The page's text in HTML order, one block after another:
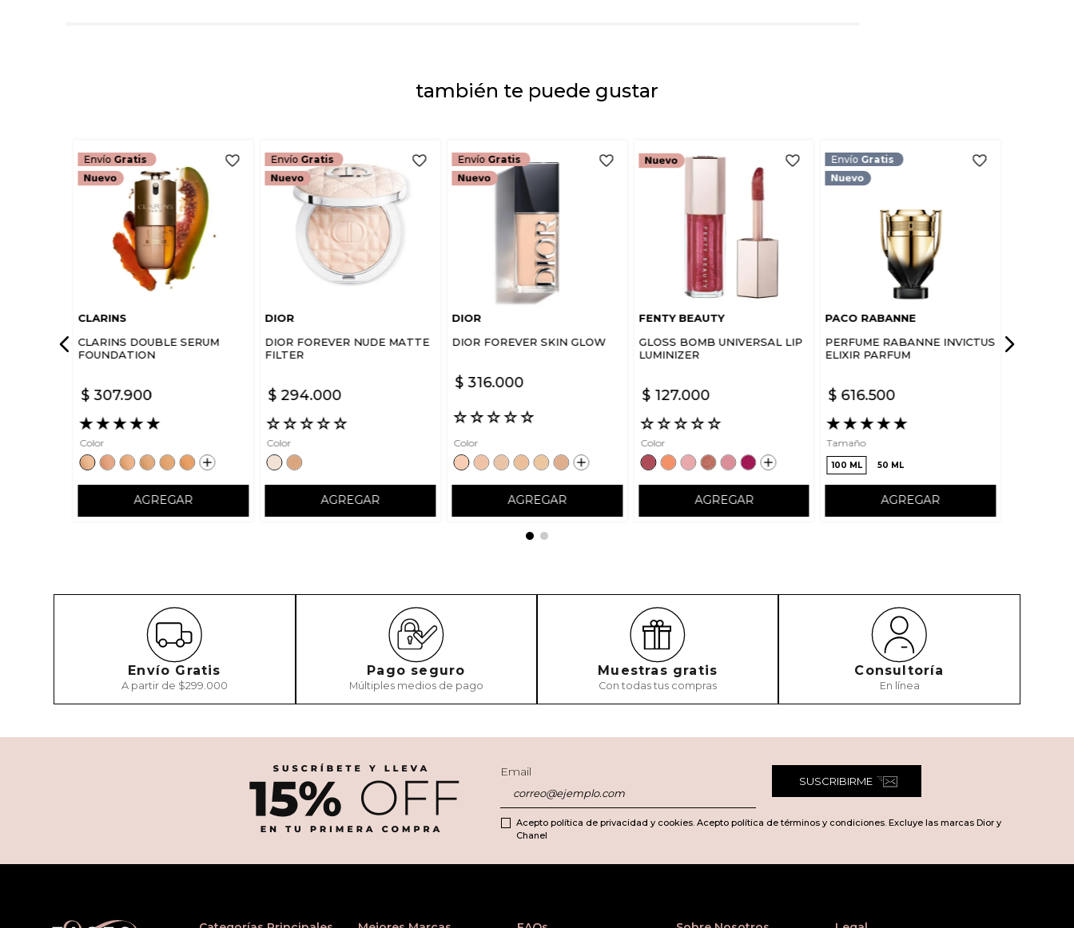
también te puede gustar
Envío Gratis
CLARINS
CLARINS DOUBLE SERUM
FOUNDATION
$ 307.900
★★★★★
Color
AGREGAR
Envío Gratis
DIOR
DIOR FOREVER NUDE MATTE
FILTER
$ 294.000
☆☆☆☆☆
Color
AGREGAR
Envío Gratis
DIOR
DIOR FOREVER SKIN GLOW
$ 316.000
☆☆☆☆☆
Color
AGREGAR
FENTY BEAUTY
GLOSS BOMB UNIVERSAL LIP
LUMINIZER
$ 127.000
☆☆☆☆☆
Color
AGREGAR
Envío Gratis
PACO RABANNE
PERFUME RABANNE INVICTUS
ELIXIR PARFUM
$ 616.500
★★★★★
Tamaño
100 ML 50 ML
AGREGAR
Envío Gratis
A partir de $299.000
Pago seguro
Múltiples medios de pago
Muestras gratis
Con todas tus compras
Consultoría
En línea
Email
SUSCRIBIRME
Acepto política de privacidad y cookies. Acepto política de términos y condiciones. Excluye las marcas Dior y
Chanel